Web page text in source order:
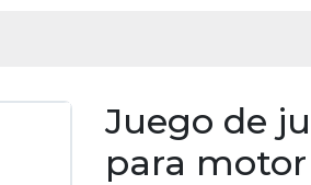
Juego de
para